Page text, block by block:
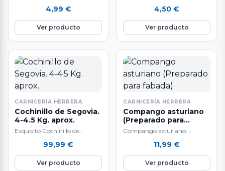
aproximadamente. Deliciosa
cinta de lomo…
4,99 €
Ver producto
gr. aproximadamente.
Deliciosa cinta de lomo fresca
de primera…
4,50 €
Ver producto
CARNICERÍA HERRERA
Cochinillo de Segovia.
4-4.5 Kg. aprox.
Exquisito Cochinillo de
alimentado sólo de leche
materna con un peso…
99,99 €
Ver producto
CARNICERÍA HERRERA
Compango asturiano
(Preparado para
fabada)
Compango asturiano.
lacón, chorizo, morcilla,
panceta salada y lacón
asturiano…
11,99 €
Ver producto